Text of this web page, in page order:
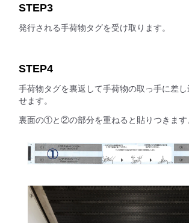
STEP3
発行される手荷物タグを受け取ります。
STEP4
手荷物タグを裏返して手荷物の取っ手に差
せます。
裏面の①と②の部分を重ねると貼りつきます